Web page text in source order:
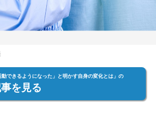
できるようになった」と明かす自身の変化とは」の
を見る